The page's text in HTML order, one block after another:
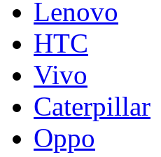
Lenovo
HTC
Vivo
Caterpillar
Oppo